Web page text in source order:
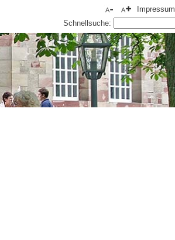
Impressum
Schnellsuche: